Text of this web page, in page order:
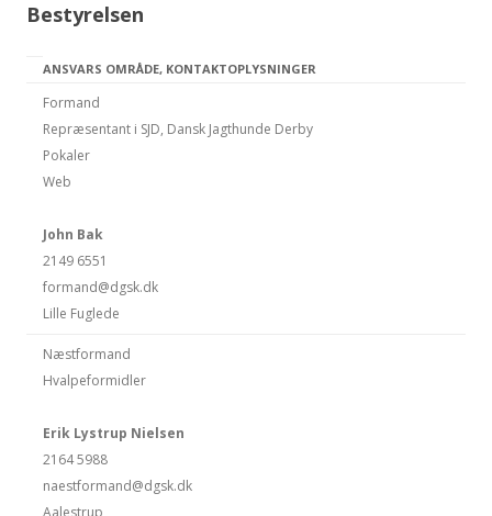
Bestyrelsen
ANSVARS OMRÅDE, KONTAKTOPLYSNINGER
Formand
Repræsentant i SJD, Dansk Jagthunde Derby
Pokaler
Web
John Bak
2149 6551
formand@dgsk.dk
Lille Fuglede
Næstformand
Hvalpeformidler
Erik Lystrup Nielsen
2164 5988
naestformand@dgsk.dk
Aalestrup